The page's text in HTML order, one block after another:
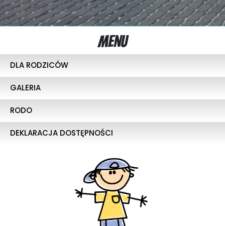
Menu
DLA RODZICÓW
GALERIA
RODO
DEKLARACJA DOSTĘPNOŚCI